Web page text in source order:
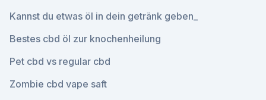
Kannst du etwas öl in dein getränk geben_
Bestes cbd öl zur knochenheilung
Pet cbd vs regular cbd
Zombie cbd vape saft